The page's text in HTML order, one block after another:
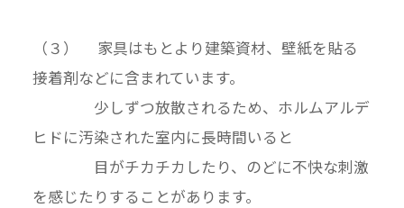
（３） 家具はもとより建築資材、壁紙を貼る
接着剤などに含まれています。
少しずつ放散されるため、ホルムアルデ
ヒドに汚染された室内に長時間いると
目がチカチカしたり、のどに不快な刺激
を感じたりすることがあります。